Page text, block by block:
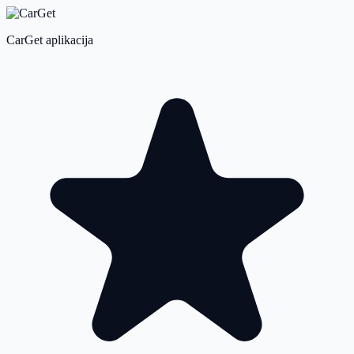
CarGet aplikacija